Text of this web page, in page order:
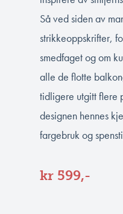
Så ved siden av
strikkeoppskrifter,
smedfaget og om
alle de flotte
tidligere utgitt flere
designen hennes
fargebruk og
kr 599,-